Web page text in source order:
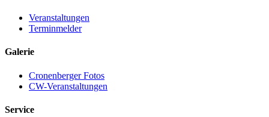
Veranstaltungen
Terminmelder
Galerie
Cronenberger Fotos
CW-Veranstaltungen
Service